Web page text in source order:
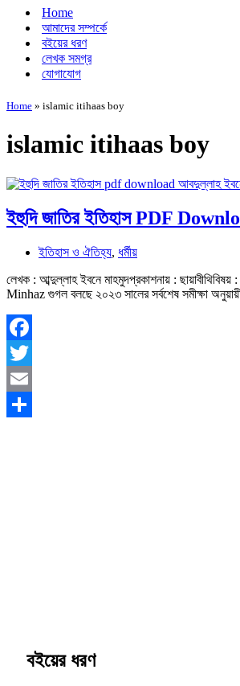
Home
আমাদের সম্পর্কে
বইয়ের ধরণ
লেখক সমগ্র
যোগাযোগ
Home » islamic itihaas boy
islamic itihaas boy
ইহুদি জাতির ইতিহাস PDF
ইতিহাস ও ঐতিহ্য, ধর্মীয়
লেখক : আব্দুল্লাহ ইবনে মাহমুদপ্রকাশনায় :
Minhaz গুগল বলছে ২০২৩ সালের সর্বশেষ সমীক্ষা
Facebook
Twitter
Email
বইয়ের ধরণ